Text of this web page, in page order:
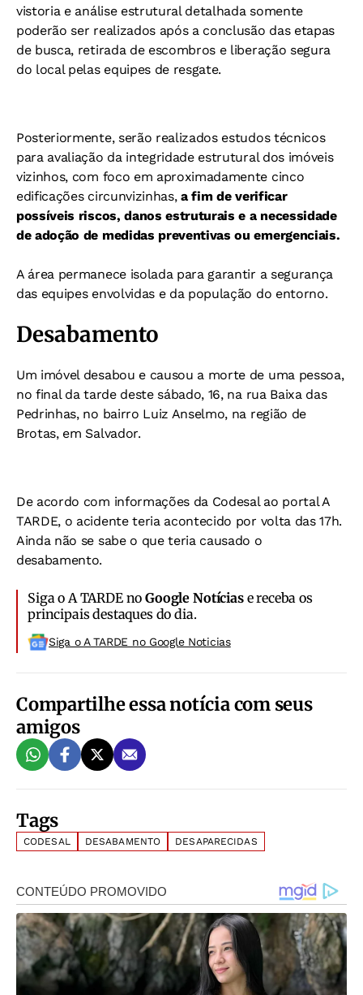
vistoria e análise estrutural detalhada somente
poderão ser realizados após a conclusão das etapas
de busca, retirada de escombros e liberação segura
do local pelas equipes de resgate.
Posteriormente, serão realizados estudos técnicos
para avaliação da integridade estrutural dos imóveis
vizinhos, com foco em aproximadamente cinco
edificações circunvizinhas,a fim de verificar
possíveis riscos, danos estruturais e a necessidade
de adoção de medidas preventivas ou emergenciais.
A área permanece isolada para garantir a segurança
das equipes envolvidas e da população do entorno.
Desabamento
Um imóvel desabou e causou a morte de uma pessoa,
no final da tarde deste sábado, 16, na rua Baixa das
Pedrinhas, no bairro Luiz Anselmo, na região de
Brotas, em Salvador.
De acordo com informações da Codesal ao portal A
TARDE, o acidente teria acontecido por volta das 17h.
Ainda não se sabe o que teria causado o
desabamento.
Siga o A TARDE noGoogle Notíciase receba os
principais destaques do dia.
Siga o A TARDE no Google Noticias
Compartilhe essa notícia com seus
amigos
Tags
CODESAL DESABAMENTO DESAPARECIDAS